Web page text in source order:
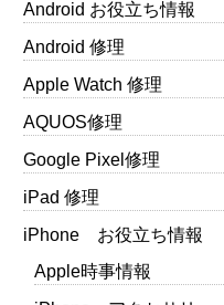
Android お役立ち情報
Android 修理
Apple Watch 修理
AQUOS修理
Google Pixel修理
iPad 修理
iPhone お役立ち情報
Apple時事情報